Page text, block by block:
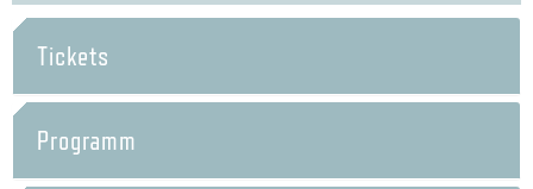
Tickets
Programm